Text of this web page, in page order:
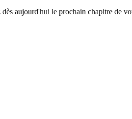
aujourd'hui le prochain chapitre de